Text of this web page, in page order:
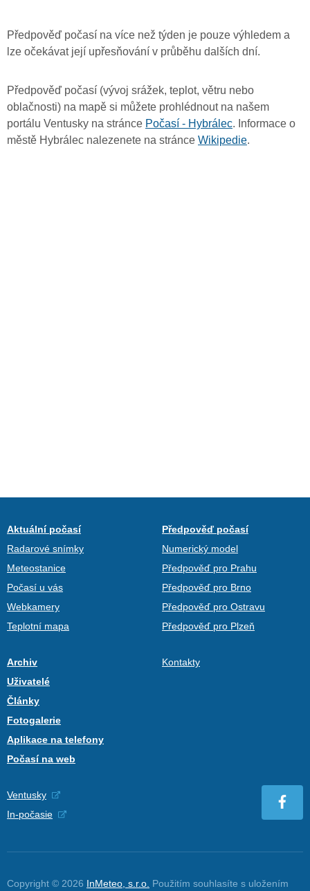
Předpověď počasí na více než týden je pouze výhledem a
lze očekávat její upřesňování v průběhu dalších dní.
Předpověď počasí (vývoj srážek, teplot, větru nebo
oblačnosti) na mapě si můžete prohlédnout na našem
portálu Ventusky na stránce Počasí - Hybrálec. Informace o
městě Hybrálec nalezenete na stránce Wikipedie.
Aktuální počasí
Radarové snímky
Meteostanice
Počasí u vás
Webkamery
Teplotní mapa
Předpověď počasí
Numerický model
Předpověď pro Prahu
Předpověď pro Brno
Předpověď pro Ostravu
Předpověď pro Plzeň
Archiv
Uživatelé
Články
Fotogalerie
Aplikace na telefony
Počasí na web
Kontakty
Ventusky
In-počasie
Copyright © 2026 InMeteo, s.r.o. Použitím souhlasíte s uložením